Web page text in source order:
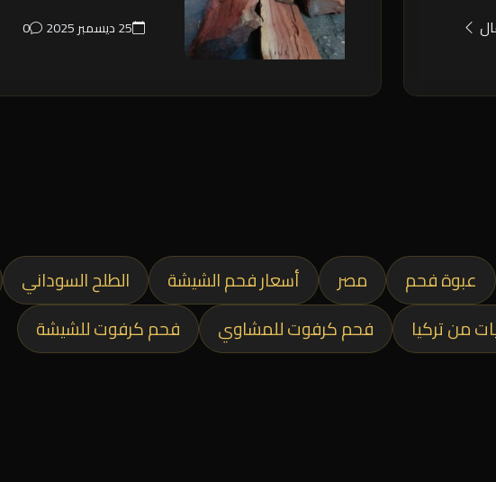
25 ديسمبر 2025 0
عبوة فحم مصر أسعار فحم الشيشة الطلح السوداني
من تركيا فحم كرفوت للمشاوي فحم كرفوت للشيشة